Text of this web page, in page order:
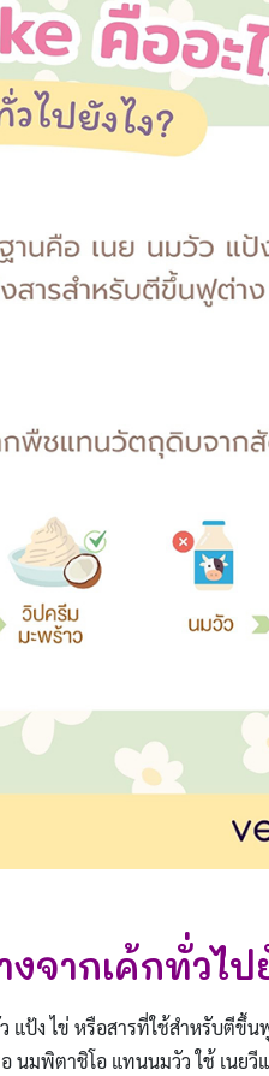
จากเค้กทั่วไป
แป้ง ไข่ หรือสารที่ใช้สำหรับตีขึ้น
นมพิตาชิโอ แทนนมวัว ใช้ เนย